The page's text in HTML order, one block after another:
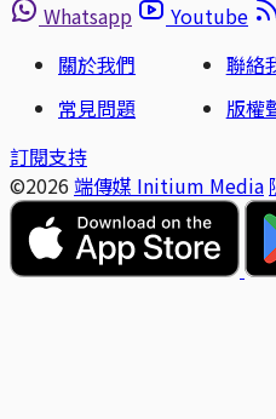
Whatsapp
Youtube
關於我們
聯絡
常見問題
版權
訂閱支持
©2026 端傳媒 Initium Media